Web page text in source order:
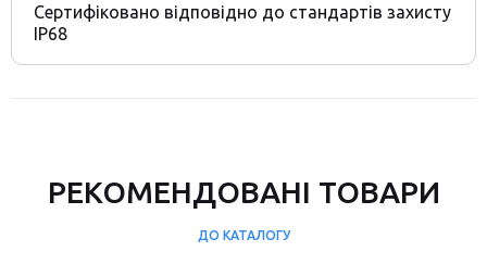
Сертифіковано відповідно до стандартів захисту
IP68
РЕКОМЕНДОВАНІ ТОВАРИ
ДО КАТАЛОГУ